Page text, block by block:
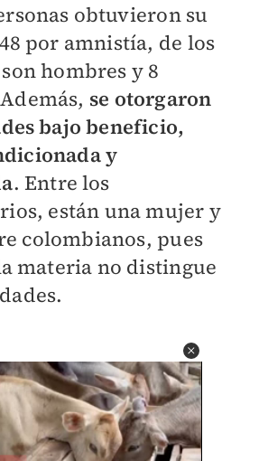
obtuvieron su
por amnistía, de los
hombres y 8
se otorgaron
bajo beneficio,
y
. Entre los
están una mujer y
colombianos, pues
materia no distingue